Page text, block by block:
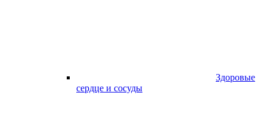
Здоровые
сердце и сосуды